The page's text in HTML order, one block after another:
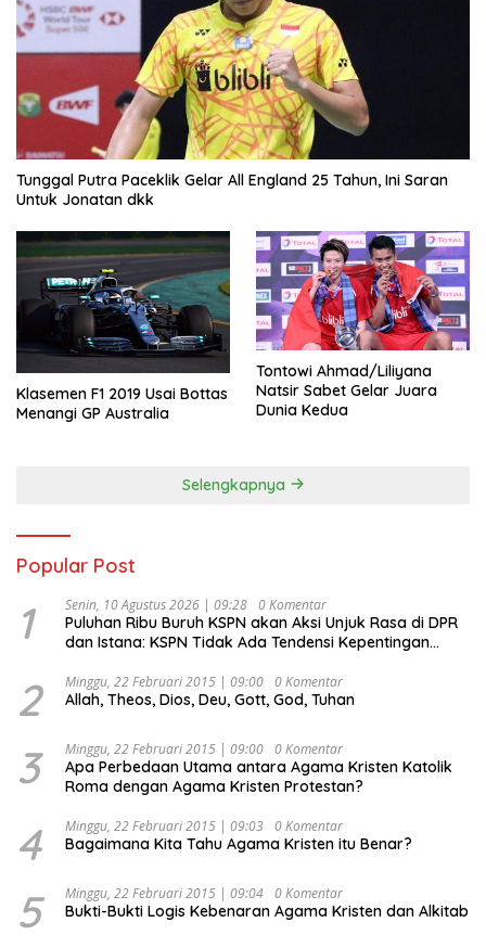
Tunggal Putra Paceklik Gelar All England 25 Tahun, Ini Saran
Untuk Jonatan dkk
Klasemen F1 2019 Usai Bottas
Menangi GP Australia
Tontowi Ahmad/Liliyana
Natsir Sabet Gelar Juara
Dunia Kedua
Selengkapnya
Popular Post
1 Senin, 10 Agustus 2026 | 09:28 0 Komentar
Puluhan Ribu Buruh KSPN akan Aksi Unjuk Rasa di DPR
dan Istana: KSPN Tidak Ada Tendensi Kepentingan
2 Minggu, 22 Februari 2015 | 09:00 0 Komentar
Allah, Theos, Dios, Deu, Gott, God, Tuhan
3 Minggu, 22 Februari 2015 | 09:00 0 Komentar
Apa Perbedaan Utama antara Agama Kristen Katolik
Roma dengan Agama Kristen Protestan?
4 Minggu, 22 Februari 2015 | 09:03 0 Komentar
Bagaimana Kita Tahu Agama Kristen itu Benar?
5 Minggu, 22 Februari 2015 | 09:04 0 Komentar
Bukti-Bukti Logis Kebenaran Agama Kristen dan Alkitab